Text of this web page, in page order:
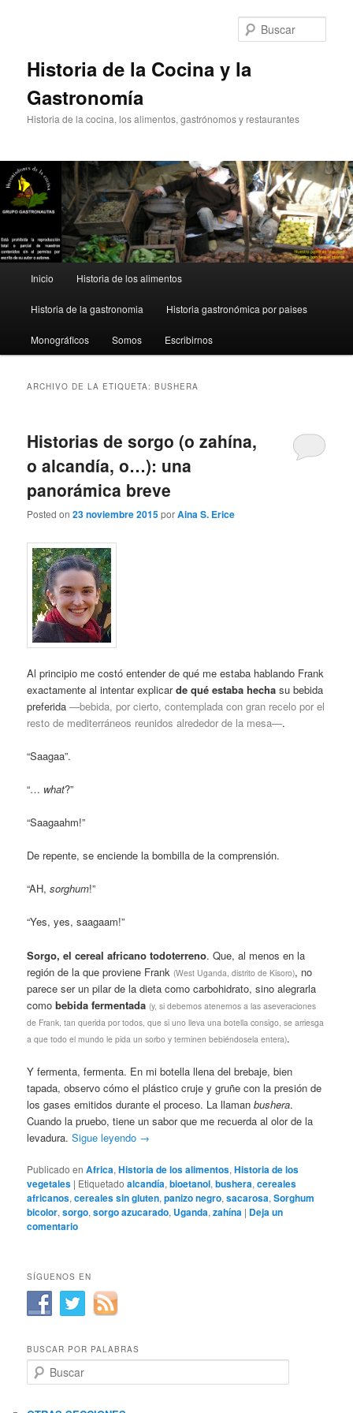
Historia de la Cocina y la
Gastronomía
Historia de la cocina, los alimentos, gastrónomos y restaurantes
principal
Inicio Historia de los alimentos
Historia de la gastronomia Historia gastronómica por paises
Monográficos Somos Escribirnos
ARCHIVO DE LA ETIQUETA:BUSHERA
Historias de sorgo (o zahína,
o alcandía, o…): una
panorámica breve
Posted on23 noviembre 2015porAina S. Erice
Al principio me costó entender de qué me estaba hablando Frank
exactamente al intentar explicarde qué estaba hecha su bebida
preferida—bebida, por cierto, contemplada con gran recelo por el
resto de mediterráneos reunidos alrededor de la mesa—.
“Saagaa”.
“… what?”
“Saagaahm!”
De repente, se enciende la bombilla de la comprensión.
“AH,sorghum!”
“Yes, yes, saagaam!”
Sorgo, el cereal africano todoterreno. Que, al menos en la
región de la que proviene Frank (West Uganda, distrito de Kisoro), no
parece ser un pilar de la dieta como carbohidrato, sino alegrarla
comobebida fermentada (y, si debemos atenernos a las aseveraciones
de Frank, tan querida por todos, que si uno lleva una botella consigo, se arriesga
a que todo el mundo le pida un sorbo y terminen bebiéndosela entera).
Y fermenta, fermenta. En mi botella llena del brebaje, bien
tapada, observo cómo el plástico cruje y gruñe con la presión de
los gases emitidos durante el proceso. La llamanbushera.
Cuando la pruebo, tiene un sabor que me recuerda al olor de la
levadura.Sigue leyendo →
Publicado en Africa,Historia de los alimentos,Historia de los
vegetales | Etiquetado alcandía,bioetanol,bushera,cereales
africanos,cereales sin gluten,panizo negro,sacarosa,Sorghum
bicolor,sorgo,sorgo azucarado, Uganda,zahína | Deja un
comentario
SÍGUENOS EN
BUSCAR POR PALABRAS
u